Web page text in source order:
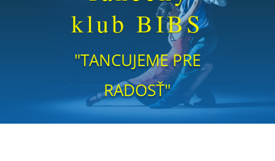
klub BIBS
"TANCUJEME PRE
RADOSŤ"